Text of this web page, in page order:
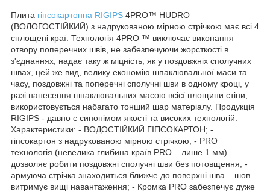
Плита гіпсокартонна RIGIPS 4PRO™ HUDRO
(ВОЛОГОСТІЙКИЙ) з надрукованою мірною стрічкою має всі 4
сплощені краї. Технологія 4PRO ™ виключає виконання
отвору поперечних швів, не забезпечуючи жорсткості в
з'єднаннях, надає таку ж міцність, як у поздовжніх сполучних
швах, цей же вид, велику економію шпаклювальної маси та
часу, поздовжні та поперечні сполучні шви в одному кроці, у
разі нанесення шпаклювальних масою всієї площини стіни,
використовується набагато тонший шар матеріалу. Продукція
RIGIPS - давно є синонімом якості та високих технологій.
Характеристики: - ВОДОСТІЙКИЙ ГІПСОКАРТОН; -
гіпсокартон з надрукованою мірною стрічкою; - PRO
технологія (невелика глибина країв PRO – лише 1 мм)
дозволяє робити поздовжні сполучні шви без потовщення; -
армуюча стрічка знаходиться ближче до поверхні шва – шов
витримує вищі навантаження; - Кромка PRO забезпечує дуже